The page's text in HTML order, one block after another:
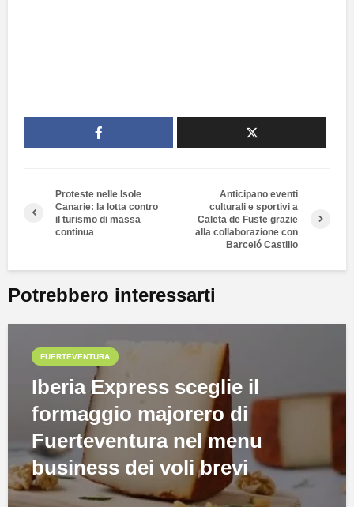
Proteste nelle Isole
Canarie: la lotta contro
il turismo di massa
continua
Anticipano eventi
culturali e sportivi a
Caleta de Fuste grazie
alla collaborazione con
Barceló Castillo
Potrebbero interessarti
FUERTEVENTURA
Iberia Express sceglie il
formaggio majorero di
Fuerteventura nel menu
business dei voli brevi